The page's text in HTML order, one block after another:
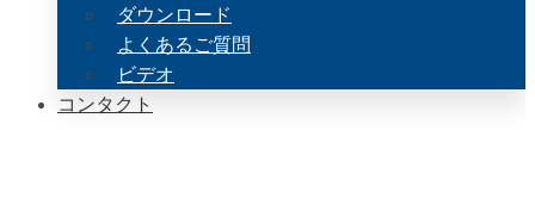
ダウンロード
よくあるご質問
ビデオ
コンタクト